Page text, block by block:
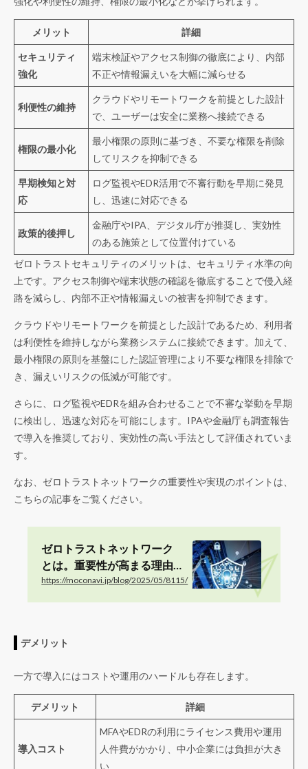
メリット 詳細
セキュリティ
強化
端末検証やアクセス制御の徹底により、内部
不正や情報漏えいを大幅に減らせる
利便性の維持
クラウドやリモートワークを前提とした設計
で、ユーザーは安全に業務へ接続できる
権限の最小化
最小権限の原則に基づき、不要な権限を削除
してリスクを抑制できる
早期検知と対
応
ログ監視やEDR活用で不審行動を早期に発見
し、迅速に対応できる
政策的後押し
金融庁やIPA、デジタル庁が推奨し、実効性
のある施策として位置付けている
ゼロトラストセキュリティのメリットは、セキュリティ水準の向
上です。アクセス制御や端末状態の確認を徹底することで侵入経
路を減らし、内部不正や情報漏えいの被害を抑制できます。
クラウドやリモートワークを前提とした設計であるため、利用者
は利便性を維持しながら業務システムに接続できます。加えて、
最小権限の原則を基盤にした認証管理により不要な権限を排除で
き、漏えいリスクの低減が可能です。
さらに、ログ監視やEDRを組み合わせることで不審な挙動を早期
に検出し、迅速な対応を可能にします。IPAや金融庁も調査報告
で導入を推奨しており、実効性の高い手法として評価されていま
す。
なお、ゼロトラストネットワークの重要性や実現のポイントは、
こちらの記事をご覧ください。
ゼロトラストネットワーク
とは。重要性が高まる理由
や実現するためのポイント
https://moconavi.jp/blog/2025/05/8115/
デメリット
一方で導入にはコストや運用のハードルも存在します。
デメリット 詳細
導入コスト
MFAやEDRの利用にライセンス費用や運用
人件費がかかり、中小企業には負担が大き
い